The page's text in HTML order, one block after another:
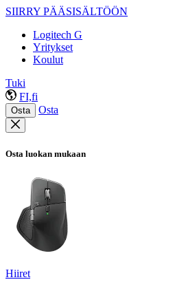
SIIRRY PÄÄSISÄLTÖÖN
Logitech G
Yritykset
Koulut
Tuki
FI,fi
Osta Osta
Osta luokan mukaan
Hiiret